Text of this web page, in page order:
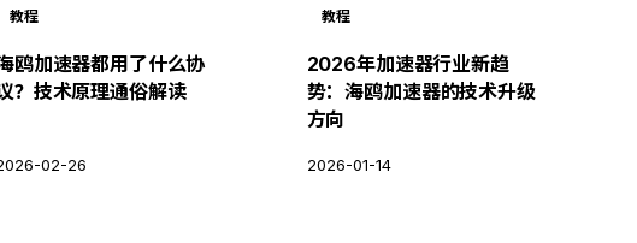
教程
鸥加速器都用了什么协
？技术原理通俗解读
02-26
教程
2026年加速器行业新趋
势：海鸥加速器的技术升级
方向
2026-01-14